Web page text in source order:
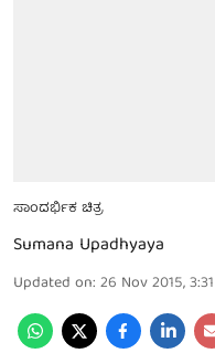
ಸಾಂದರ್ಭಿಕ ಚಿತ್ರ
Sumana Upadhyaya
Updated on: 26 Nov 2015,